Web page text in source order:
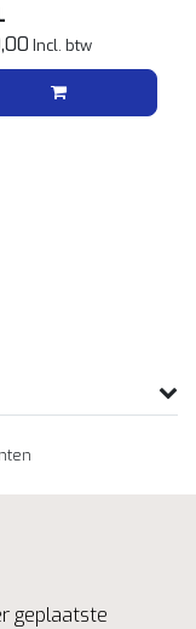
Incl. btw
geplaatste